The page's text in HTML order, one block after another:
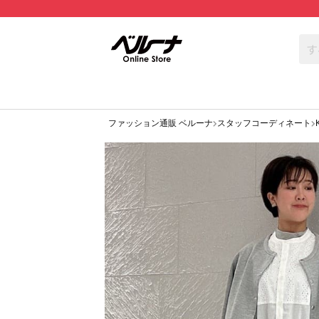
ファッション通販 ベルーナ スタッフコーディネート